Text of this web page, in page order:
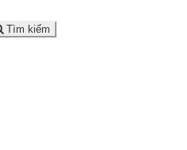
Tìm kiếm